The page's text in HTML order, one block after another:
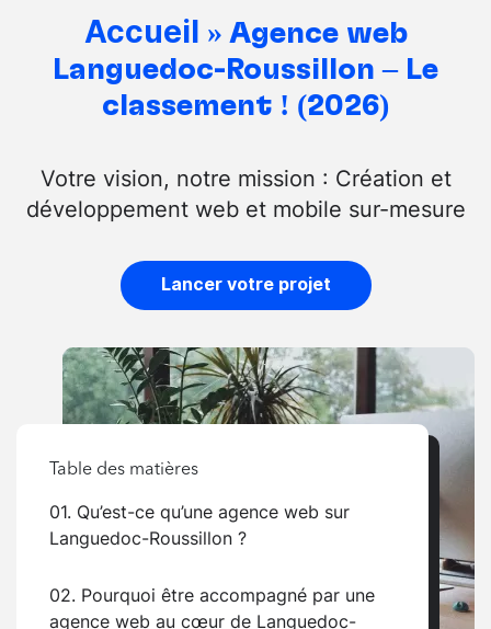
Accueil » Agence web
Languedoc-Roussillon – Le
classement ! (2026)
Votre vision, notre mission : Création et
développement web et mobile sur-mesure
Lancer votre projet
Table des matières
01. Qu’est-ce qu’une agence web sur
Languedoc-Roussillon ?
02. Pourquoi être accompagné par une
agence web au cœur de Languedoc-